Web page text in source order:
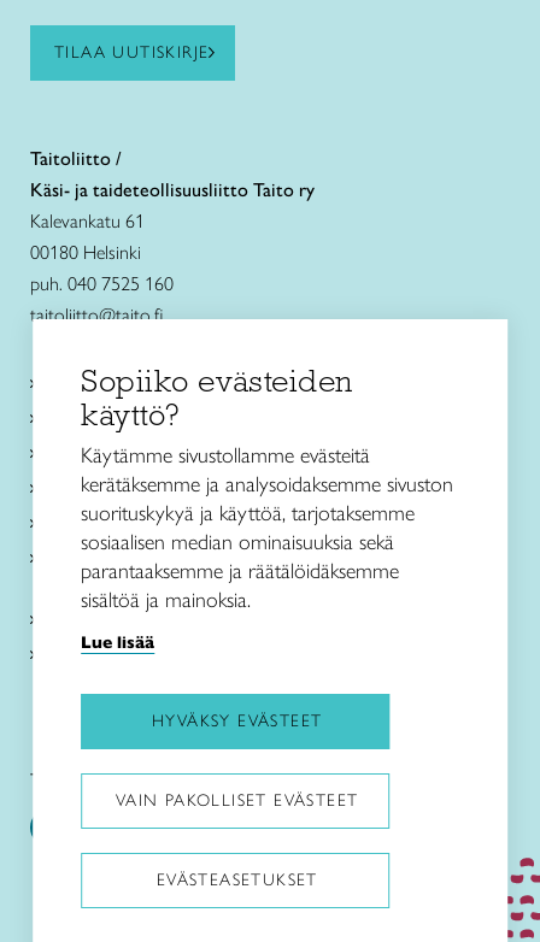
TILAA UUTISKIRJE
Taitoliitto /
Käsi- ja taideteollisuusliitto Taito ry
Kalevankatu 61
00180 Helsinki
puh. 040 7525 160
taitoliitto@taito.fi
Käsityökurssit ja koulutus
Ajankohtaista
Käsityöohjeet
Me olemme Taito
Paikallinen toiminta
Verkkokaupat
Kirjaudu Arviin
Kirjaudu Taitocampukseen
Taitoliitto: Taito-lehti:
Sopiiko evästeiden
käyttö?
Käytämme sivustollamme evästeitä
kerätäksemme ja analysoidaksemme sivuston
suorituskykyä ja käyttöä, tarjotaksemme
sosiaalisen median ominaisuuksia sekä
parantaaksemme ja räätälöidäksemme
sisältöä ja mainoksia.
Lue lisää
HYVÄKSY EVÄSTEET
VAIN PAKOLLISET EVÄSTEET
EVÄSTEASETUKSET